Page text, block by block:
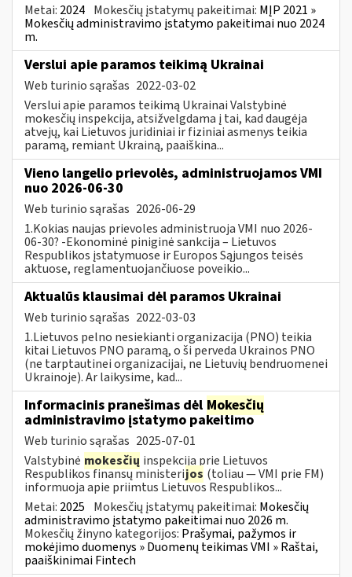
Metai: 2024 Mokesčių įstatymų pakeitimai: MĮP 2021 »
Mokesčių administravimo įstatymo pakeitimai nuo 2024
m.
Verslui apie paramos teikimą Ukrainai
Web turinio sąrašas 2022-03-02
Verslui apie paramos teikimą Ukrainai Valstybinė
mokesčių inspekcija, atsižvelgdama į tai, kad daugėja
atvejų, kai Lietuvos juridiniai ir fiziniai asmenys teikia
paramą, remiant Ukrainą, paaiškina...
Vieno langelio prievolės, administruojamos VMI
nuo 2026-06-30
Web turinio sąrašas 2026-06-29
1.Kokias naujas prievoles administruoja VMI nuo 2026-
06-30? -Ekonominė piniginė sankcija – Lietuvos
Respublikos įstatymuose ir Europos Sąjungos teisės
aktuose, reglamentuojančiuose poveikio...
Aktualūs klausimai dėl paramos Ukrainai
Web turinio sąrašas 2022-03-03
1.Lietuvos pelno nesiekianti organizacija (PNO) teikia
kitai Lietuvos PNO paramą, o ši perveda Ukrainos PNO
(ne tarptautinei organizacijai, ne Lietuvių bendruomenei
Ukrainoje). Ar laikysime, kad...
Informacinis pranešimas dėl Mokesčių
administravimo įstatymo pakeitimo
Web turinio sąrašas 2025-07-01
Valstybinė mokesčių inspekcija prie Lietuvos
Respublikos finansų ministerijos (toliau — VMI prie FM)
informuoja apie priimtus Lietuvos Respublikos...
Metai: 2025 Mokesčių įstatymų pakeitimai: Mokesčių
administravimo įstatymo pakeitimai nuo 2026 m.
Mokesčių žinyno kategorijos: Prašymai, pažymos ir
mokėjimo duomenys » Duomenų teikimas VMI » Raštai,
paaiškinimai Fintech